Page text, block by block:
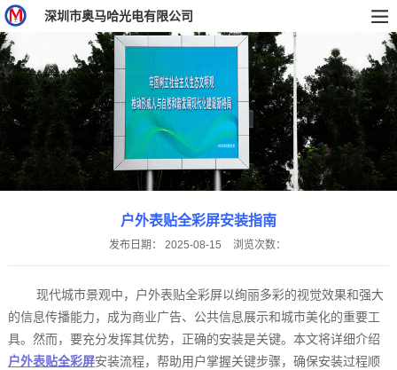
深圳市奥马哈光电有限公司
户外表贴全彩屏安装指南
发布日期： 2025-08-15 浏览次数：
现代城市景观中，户外表贴全彩屏以绚丽多彩的视觉效果和强大
的信息传播能力，成为商业广告、公共信息展示和城市美化的重要工
具。然而，要充分发挥其优势，正确的安装是关键。本文将详细介绍
户外表贴全彩屏安装流程，帮助用户掌握关键步骤，确保安装过程顺